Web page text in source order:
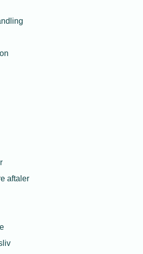
aftaler
til at kontakte
at hjælpe dig godt